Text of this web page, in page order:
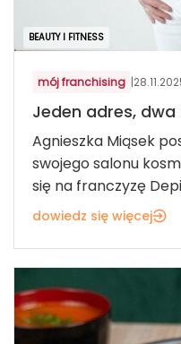
BEAUTY I FITNESS
mój franchising |
Jeden adres,
Agnieszka Miąsek
swojego salonu
się na franczyzę
dowiedz się więcej